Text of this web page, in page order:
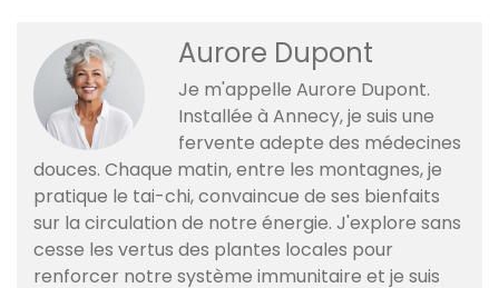
Aurore Dupont
Je m'appelle Aurore Dupont.
Installée à Annecy, je suis une
fervente adepte des médecines
douces. Chaque matin, entre les montagnes, je
pratique le tai-chi, convaincue de ses bienfaits
sur la circulation de notre énergie. J'explore sans
cesse les vertus des plantes locales pour
renforcer notre système immunitaire et je suis